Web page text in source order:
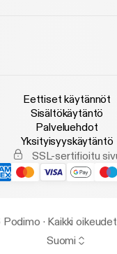
Eettiset käytännöt
Sisältökäytäntö
Palveluehdot
Yksityisyyskäytäntö
SSL-sertifioitu
· Kaikki
Suomi